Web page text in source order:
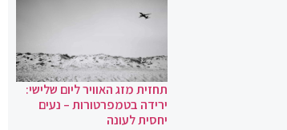
תחזית מזג האוויר ליום שלישי:
ירידה בטמפרטורות – נעים
יחסית לעונה